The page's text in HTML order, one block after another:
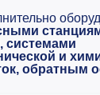
системами
и
обратным